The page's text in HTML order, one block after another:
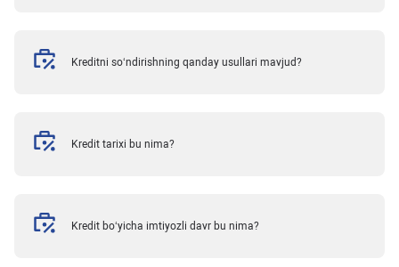
Kreditni so‘ndirishning qanday usullari mavjud?
Kredit tarixi bu nima?
Kredit bo‘yicha imtiyozli davr bu nima?